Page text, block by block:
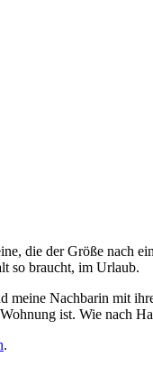
die der Größe nach
so braucht, im Urlaub.
Nachbarin mit
ist. Wie nach
.